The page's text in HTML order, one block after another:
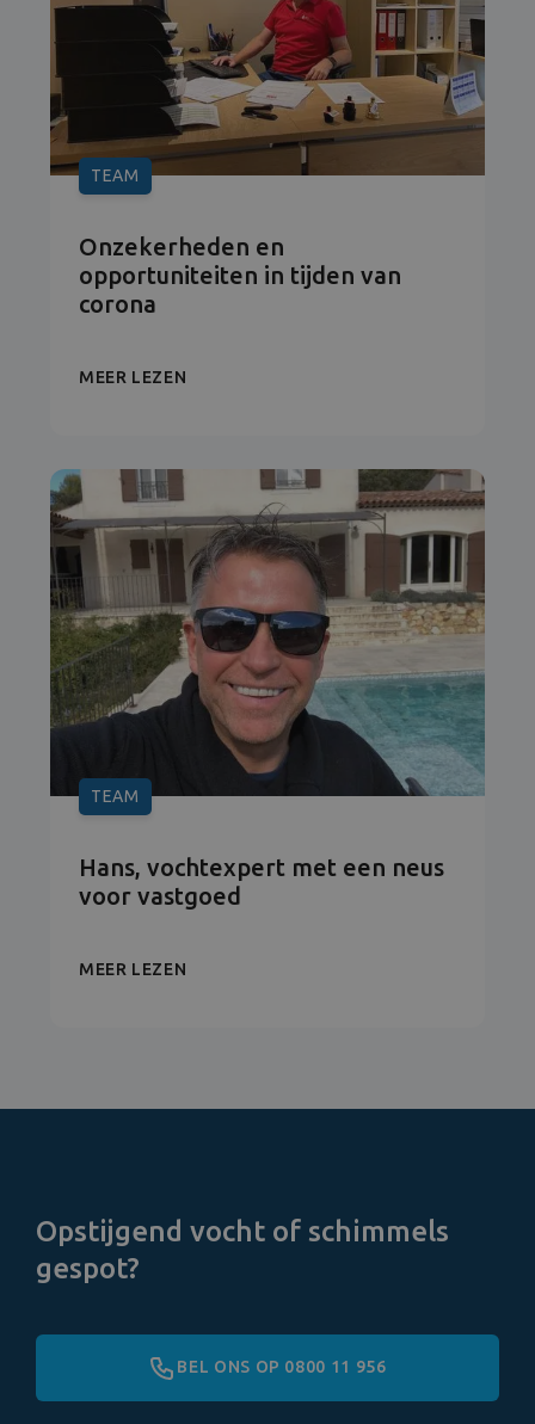
TEAM
Onzekerheden en
opportuniteiten in tijden van
corona
MEER LEZEN
TEAM
Hans, vochtexpert met een neus
voor vastgoed
MEER LEZEN
Opstijgend vocht of schimmels
gespot?
BEL ONS OP 0800 11 956